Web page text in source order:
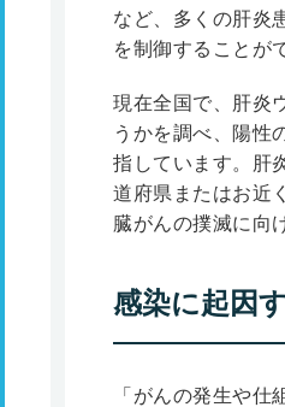
など、多くの肝炎
を制御することが
現在全国で、肝炎
うかを調べ、陽性
指しています。肝
道府県またはお近
臓がんの撲滅に向
感染に起因
「がんの発生や